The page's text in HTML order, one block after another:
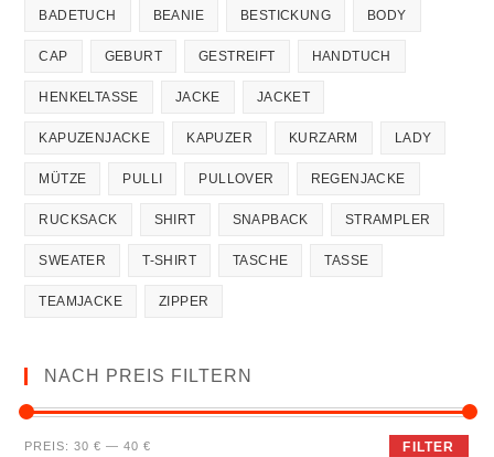
BADETUCH BEANIE BESTICKUNG BODY
CAP GEBURT GESTREIFT HANDTUCH
HENKELTASSE JACKE JACKET
KAPUZENJACKE KAPUZER KURZARM LADY
MÜTZE PULLI PULLOVER REGENJACKE
RUCKSACK SHIRT SNAPBACK STRAMPLER
SWEATER T-SHIRT TASCHE TASSE
TEAMJACKE ZIPPER
NACH PREIS FILTERN
FILTER
PREIS:30 € —40 €